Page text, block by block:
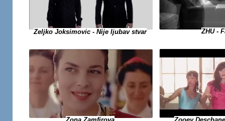
Zeljko Joksimovic - Nije ljubav stvar ZHU -